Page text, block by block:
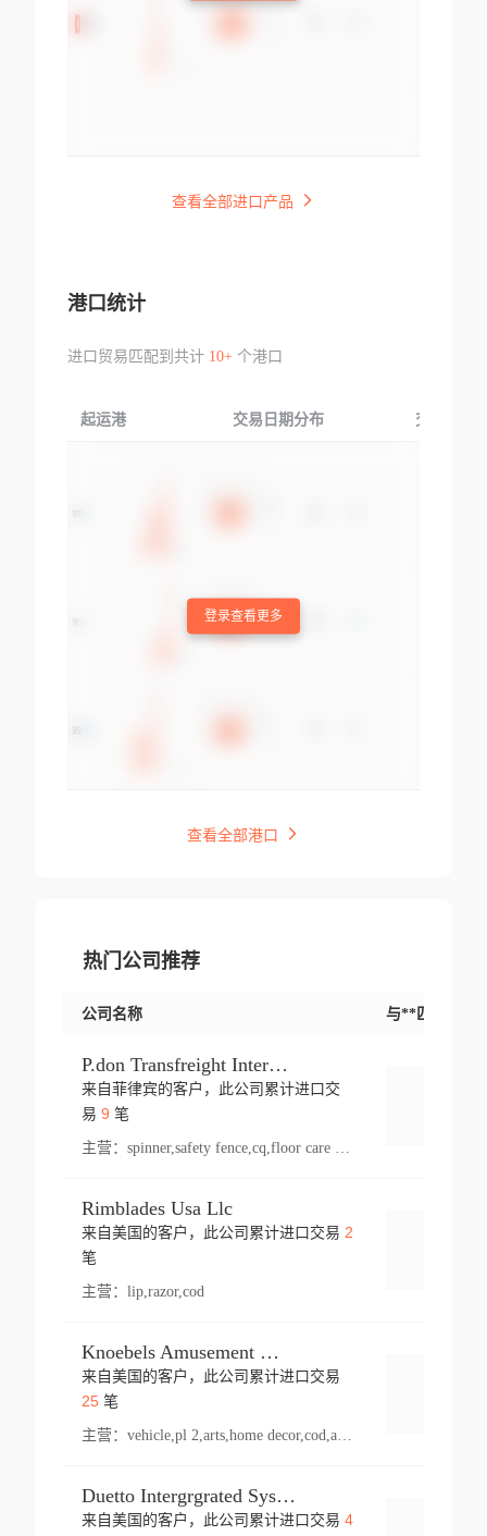
查看全部进口产品
港口统计
进口贸易匹配到共计 10+个港口
起运港 交易日期分布 交易产品
登录查看更多
查看全部港口
热门公司推荐
公司名称 与**匹配交易
P.don Transfreight International
来自菲律宾的客户，此公司累计进口交
易 9 笔
主营：
Rimblades Usa Llc
来自美国的客户，此公司累计进口交易 2
笔
主营： lip,razor,cod
Knoebels Amusement Resort
来自美国的客户，此公司累计进口交易
25笔
主营： vehicle,pl 2,arts,home decor,cod,amusement ride,sea
Duetto Intergrgrated Systems Inc.
来自美国的客户，此公司累计进口交易 4